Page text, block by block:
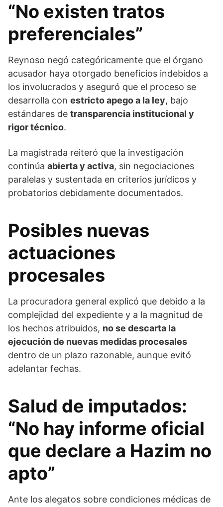
“No existen tratos
preferenciales”
Reynoso negó categóricamente que el órgano
acusador haya otorgado beneficios indebidos a
los involucrados y aseguró que el proceso se
desarrolla con estricto apego a la ley, bajo
estándares de transparencia institucional y
rigor técnico.
La magistrada reiteró que la investigación
continúa abierta y activa, sin negociaciones
paralelas y sustentada en criterios jurídicos y
probatorios debidamente documentados.
Posibles nuevas
actuaciones
procesales
La procuradora general explicó que debido a la
complejidad del expediente y a la magnitud de
los hechos atribuidos, no se descarta la
ejecución de nuevas medidas procesales
dentro de un plazo razonable, aunque evitó
adelantar fechas.
Salud de imputados:
“No hay informe oficial
que declare a Hazim no
apto”
Ante los alegatos sobre condiciones médicas de